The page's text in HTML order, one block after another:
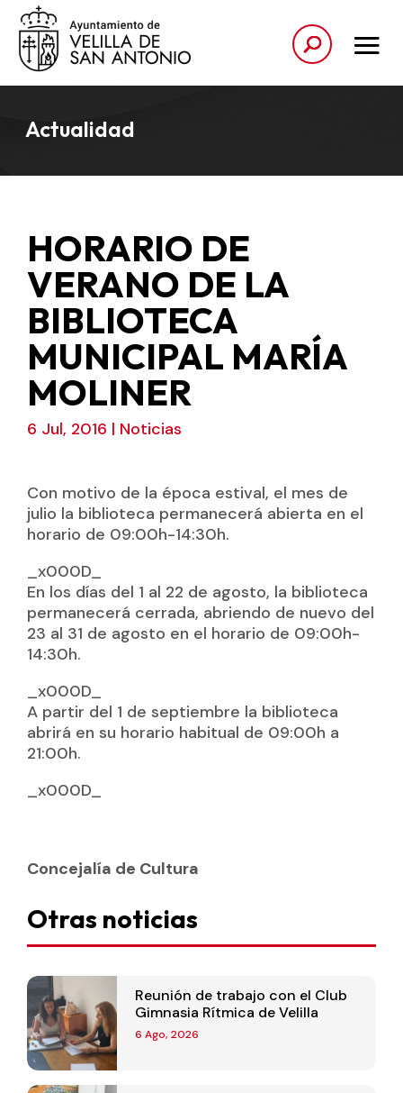
Actualidad
HORARIO DE
VERANO DE LA
BIBLIOTECA
MUNICIPAL MARÍA
MOLINER
6 Jul, 2016 | Noticias
Con motivo de la época estival, el mes de
julio la biblioteca permanecerá abierta en el
horario de 09:00h-14:30h.
_x000D_
En los días del 1 al 22 de agosto, la biblioteca
permanecerá cerrada, abriendo de nuevo del
23 al 31 de agosto en el horario de 09:00h-
14:30h.
_x000D_
A partir del 1 de septiembre la biblioteca
abrirá en su horario habitual de 09:00h a
21:00h.
_x000D_
Concejalía de Cultura
Otras noticias
Reunión de trabajo con el Club
Gimnasia Rítmica de Velilla
6 Ago, 2026